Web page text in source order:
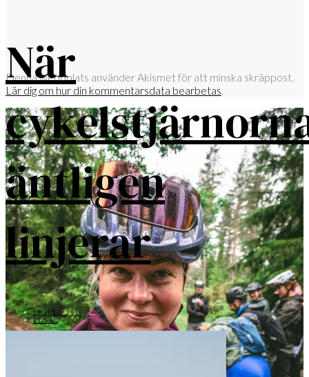
När
äntligen
linjerar
19 JULI, 2026
ELNA
Denna webbplats använder Akismet för att minska skräppost.
Lär dig om hur din kommentarsdata bearbetas.